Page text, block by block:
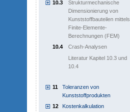
10.3
Strukturmechanische
Dimensionierung von
Kunststoffbauteilen mittels
Finite-Elemente-
Berechnungen (FEM)
10.4 Crash-Analysen
Literatur Kapitel 10.3 und
10.4
11
Toleranzen von
Kunststoffprodukten
12 Kostenkalkulation